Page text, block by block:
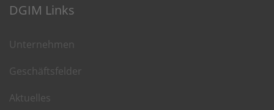
DGIM Links
Unternehmen
Geschäftsfelder
Aktuelles